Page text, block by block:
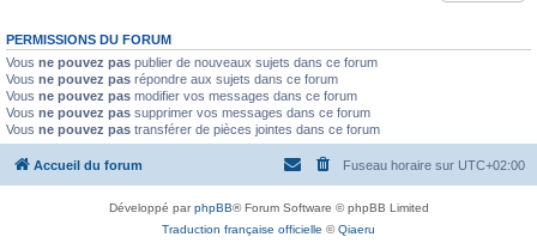
PERMISSIONS DU FORUM
Vous ne pouvez pas publier de nouveaux sujets dans ce forum
Vous ne pouvez pas répondre aux sujets dans ce forum
Vous ne pouvez pas modifier vos messages dans ce forum
Vous ne pouvez pas supprimer vos messages dans ce forum
Vous ne pouvez pas transférer de pièces jointes dans ce forum
Accueil du forum Fuseau horaire sur UTC+02:00
Développé parphpBB® Forum Software © phpBB Limited
Traduction française officielle ©Qiaeru